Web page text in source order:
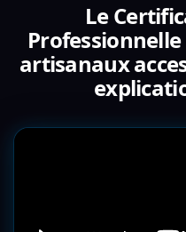
Le
Professionnelle
artisanaux